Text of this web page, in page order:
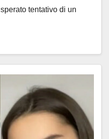
tentativo di un